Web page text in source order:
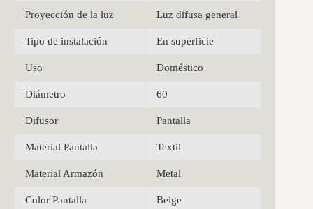
Proyección de la luz Luz difusa general
Tipo de instalación En superficie
Uso Doméstico
Diámetro 60
Difusor Pantalla
Material Pantalla Textil
Material Armazón Metal
Color Pantalla Beige